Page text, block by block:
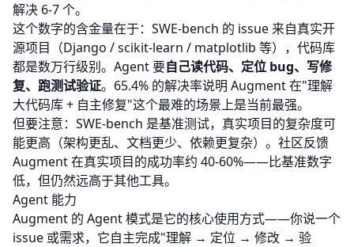
解决 6-7 个。
这个数字的含金量在于：SWE-bench 的 issue 来自真实开
源项目（Django / scikit-learn / matplotlib 等），代码库
都是数万行级别。Agent 要自己读代码、定位 bug、写修
复、跑测试验证。65.4% 的解决率说明 Augment 在"理解
大代码库 + 自主修复"这个最难的场景上是当前最强。
但要注意：SWE-bench 是基准测试，真实项目的复杂度可
能更高（架构更乱、文档更少、依赖更复杂）。社区反馈
Augment 在真实项目的成功率约 40-60%——比基准数字
低，但仍然远高于其他工具。
Agent 能力
Augment 的 Agent 模式是它的核心使用方式——你说一个
issue 或需求，它自主完成"理解 → 定位 → 修改 → 验